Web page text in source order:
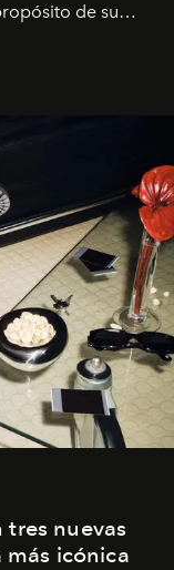
de su
neoyorquina y
de la marca
tres nuevas
icónica